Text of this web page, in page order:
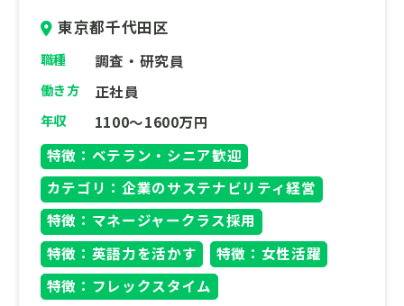
東京都千代田区
職種 調査・研究員
働き方 正社員
年収
1100～1600万円
特徴：ベテラン・シニア歓迎
カテゴリ：企業のサステナビリティ経営
特徴：マネージャークラス採用
特徴：英語力を活かす
特徴：女性活躍
特徴：フレックスタイム